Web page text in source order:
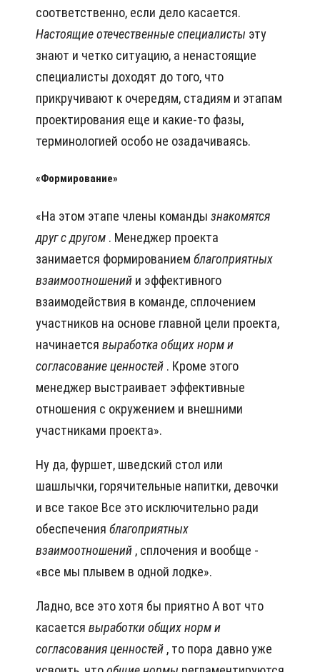
соответственно, если дело касается.
Настоящиеотечественные специалисты эту
знают и четко ситуацию, а ненастоящие
специалисты доходят до того, что
прикручивают к очередям, стадиям и этапам
проектирования еще и какие-то фазы,
терминологией особо не озадачиваясь.
«Формирование»
«На этом этапе члены команды знакомятся
друг с другом . Менеджер проекта
занимается формированием благоприятных
взаимоотношений и эффективного
взаимодействия в команде, сплочением
участников на основе главной цели проекта,
начинается выработкаобщих норм и
согласование ценностей . Кроме этого
менеджер выстраивает эффективные
отношения с окружением и внешними
участниками проекта».
Ну да, фуршет, шведский стол или
шашлычки, горячительные напитки, девочки
и все такое Все это исключительно ради
обеспечения благоприятных
взаимоотношений , сплочения и вообще -
«все мы плывем в одной лодке».
Ладно, все это хотя бы приятно А вот что
касается выработкиобщих норм и
согласования ценностей , то пора давно уже